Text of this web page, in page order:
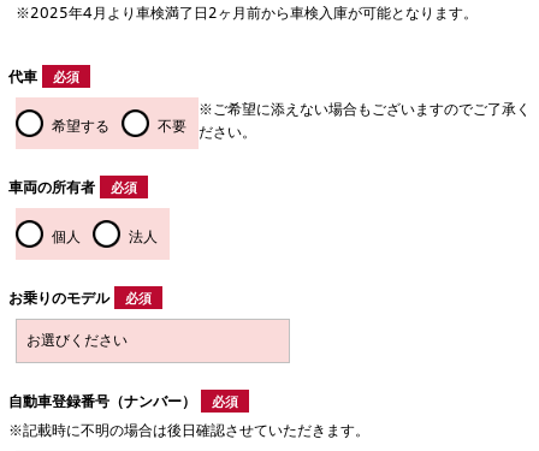
※2025年4月より車検満了日2ヶ月前から車検入庫が可能となります。
代車 必須
希望する 不要
※ご希望に添えない場合もございますのでご了承く
ださい。
車両の所有者 必須
個人 法人
お乗りのモデル 必須
自動車登録番号（ナンバー） 必須
※記載時に不明の場合は後日確認させていただきます。